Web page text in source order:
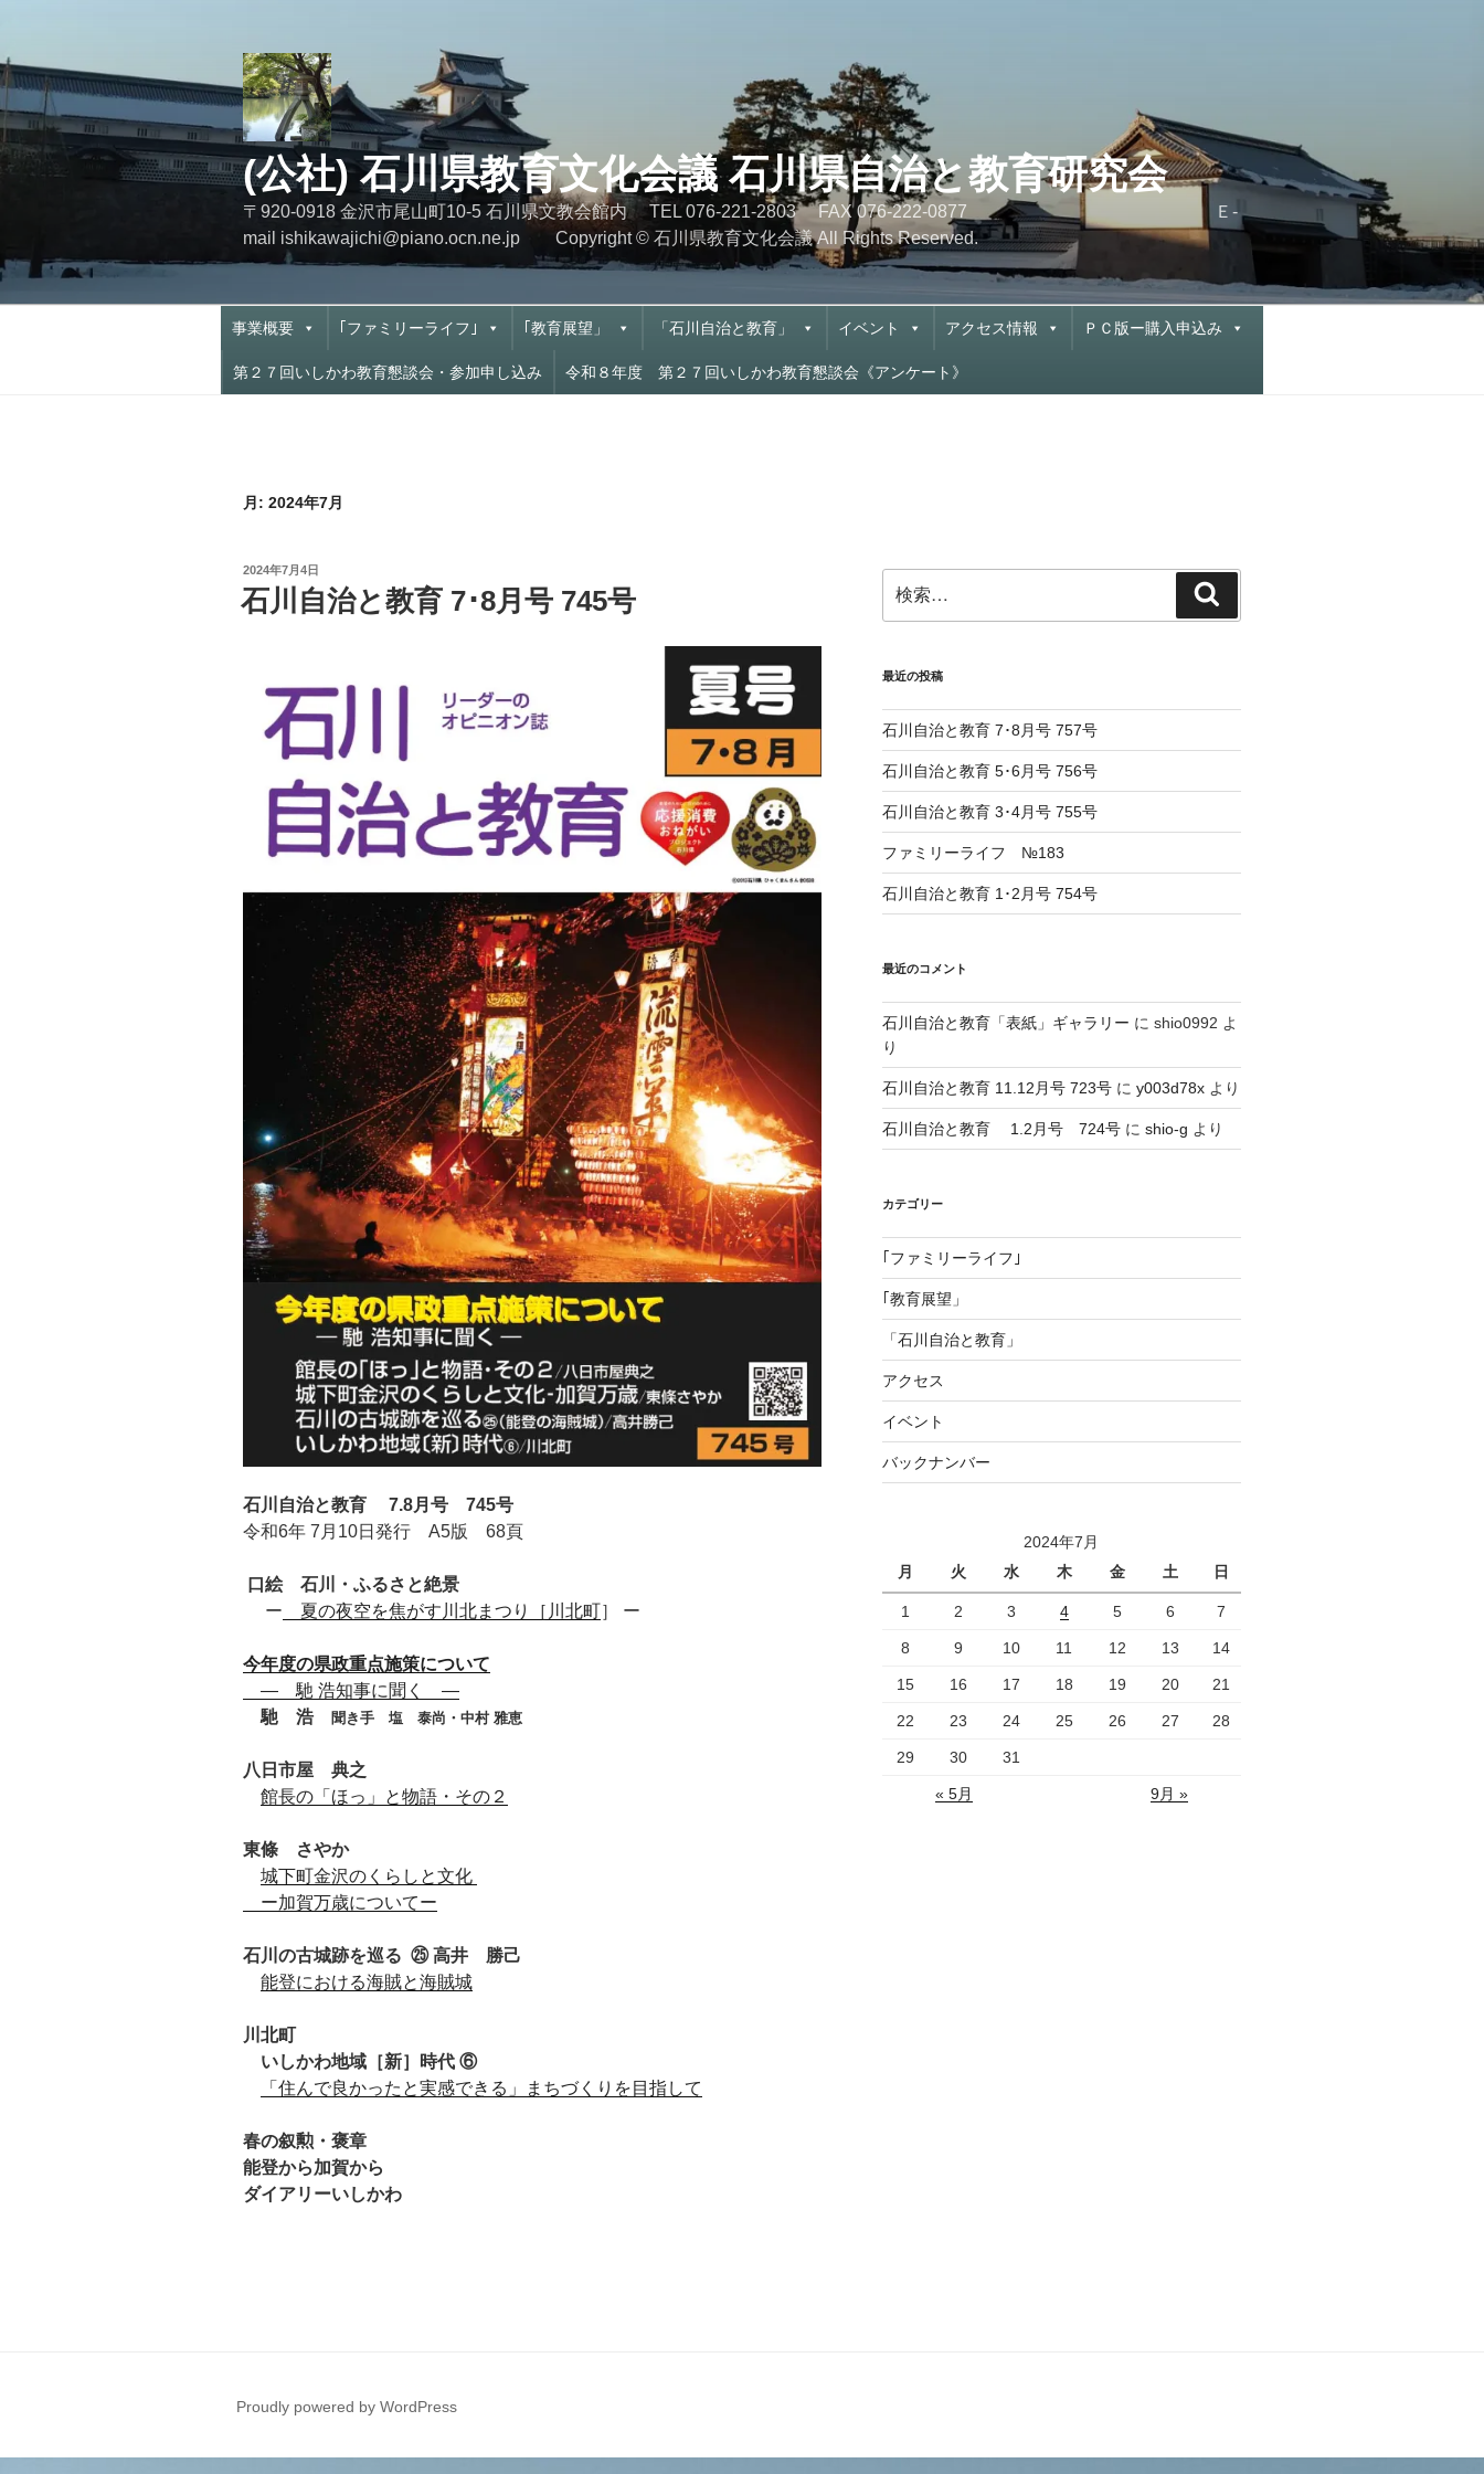
テ
ン
ツ
へ
ス
(公社) 石川県教育文化会議 石川県自治と教育研究会
〒920-0918 金沢市尾山町10-5 石川県文教会館内 TEL 076-221-2803 FAX 076-222-0877 Ｅ-
mail ishikawajichi@piano.ocn.ne.jp Copyright © 石川県教育文化会議 All Rights Reserved.
事業概要 ｢ファミリーライフ｣ ｢教育展望」 「石川自治と教育」 イベント アクセス情報 ＰＣ版ー購入申込み
第２７回いしかわ教育懇談会・参加申し込み 令和８年度 第２７回いしかわ教育懇談会《アンケート》
月: 2024年7月
投
稿
日:
2024年7月4日
石川自治と教育 7･8月号 745号
石川自治と教育 7.8月号 745号
令和6年 7月10日発行 A5版 68頁
口絵 石川 ・ ふるさ と絶景
ー 夏の夜空を焦がす川北まつり ［川北町］ ー
今年度の県政重点施策について
― 馳 浩知事に聞く ―
馳 浩 聞き手 塩 泰尚・中村 雅恵
八日市屋 典之
館長の「ほっ」と物語・その２
東條 さやか
城下町金沢のくらしと文化
ー加賀万歳についてー
石川の古城跡を巡る ㉕ 高井 勝己
能登における海賊と海賊城
川北町
いしかわ地域［新］時代 ⑥
「住んで良かったと実感できる」まちづくりを目指して
春の叙勲・褒章
能登から加賀から
ダイアリーいしかわ
索:
索
最近の投稿
石川自治と教育 7･8月号 757号
石川自治と教育 5･6月号 756号
石川自治と教育 3･4月号 755号
ファミリーライフ №183
石川自治と教育 1･2月号 754号
最近のコメント
石川自治と教育「表紙」ギャラリー に shio0992 よ
り
石川自治と教育 11.12月号 723号に y003d78xより
石川自治と教育 1.2月号 724号に shio-g より
カテゴリー
｢ファミリーライフ｣
｢教育展望」
「石川自治と教育」
アクセス
イベント
バックナンバー
2024年7月
月
火 水 木 金 土 日
1 2 3 4 5 6 7
8 9 10 11 12 13 14
15 16 17 18 19 20 21
22 23 24 25 26 27 28
29 30 31
« 5月 9月 »
Proudly powered by WordPress